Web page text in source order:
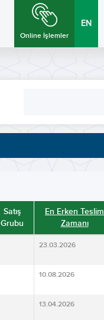
Online İşlemler
EN
Satış
Grubu
En Erken Teslim
Zamanı
23.03.2026
10.08.2026
13.04.2026